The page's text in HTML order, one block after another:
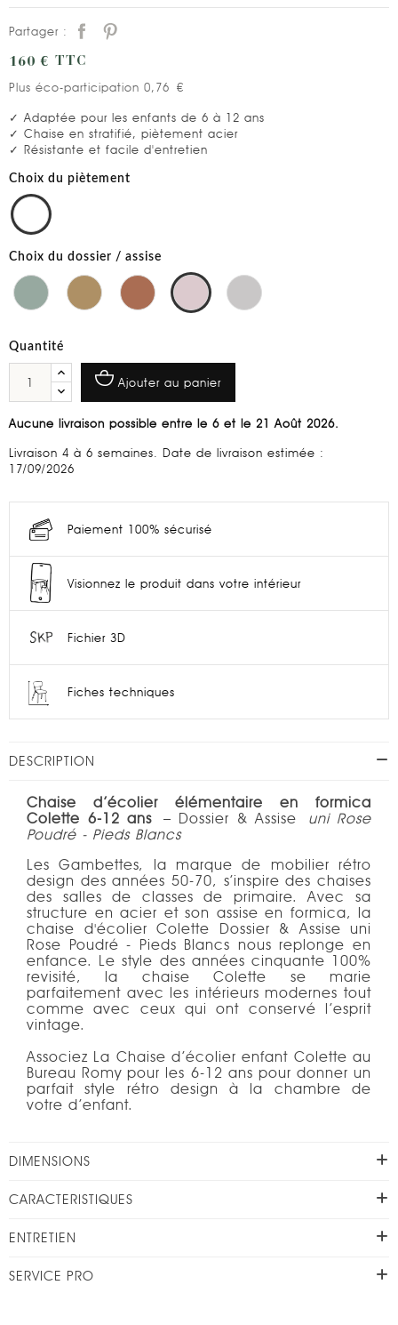
Partager :
160 € TTC
Plus éco-participation 0,76 €
✓ Adaptée pour les enfants de 6 à 12 ans
✓ Chaise en stratifié, piètement acier
✓ Résistante et facile d'entretien
Choix du piètement
Choix du dossier / assise
Quantité
Ajouter au panier
Aucune livraison possible entre le 6 et le 21 Août 2026.
Livraison 4 à 6 semaines. Date de livraison estimée :
17/09/2026
Paiement 100% sécurisé
Visionnez le produit dans votre intérieur
Fichier 3D
Fiches techniques
DESCRIPTION
Chaise d’écolier élémentaire en formica
Colette 6-12 ans – Dossier & Assise uni Rose
Poudré - Pieds Blancs
Les Gambettes, la marque de mobilier rétro
design des années 50-70, s’inspire des chaises
des salles de classes de primaire. Avec sa
structure en acier et son assise en formica, la
chaise d'écolier Colette Dossier & Assise uni
Rose Poudré - Pieds Blancs nous replonge en
enfance. Le style des années cinquante 100%
revisité, la chaise Colette se marie
parfaitement avec les intérieurs modernes tout
comme avec ceux qui ont conservé l’esprit
vintage.
Associez La Chaise d’écolier enfant Colette au
Bureau Romy pour les 6-12 ans pour donner un
parfait style rétro design à la chambre de
votre d’enfant.
DIMENSIONS
CARACTERISTIQUES
ENTRETIEN
SERVICE PRO